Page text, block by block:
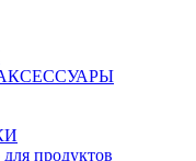
продуктов